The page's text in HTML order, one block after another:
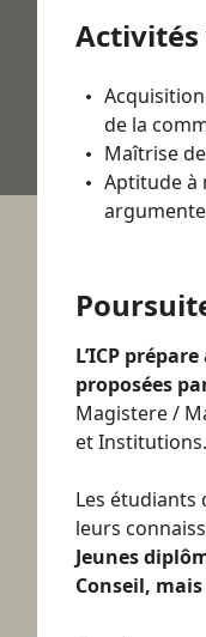
compte
Cours du soir.
Activités
de la
Maîtrise
Aptitude à
L’ICP
proposées
Magistere /
et Institutions.
Les étudiants
leurs
Jeunes
Conseil,